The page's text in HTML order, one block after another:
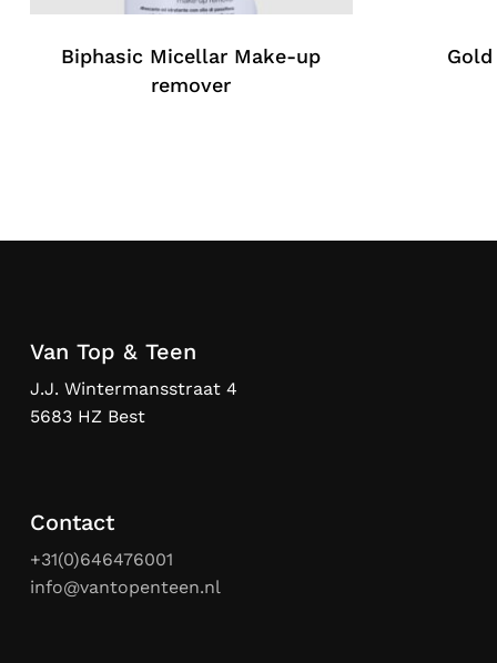
Biphasic Micellar Make-up
remover
Van Top & Teen
J.J. Wintermansstraat 4
5683 HZ Best
Contact
+31(0)646476001
info@vantopenteen.nl